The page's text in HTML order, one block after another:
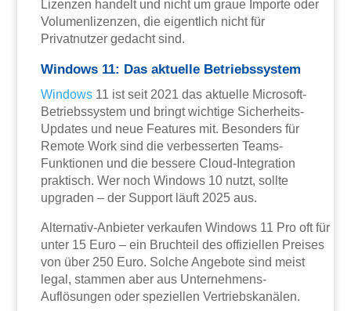
Lizenzen handelt und nicht um graue Importe oder
Volumenlizenzen, die eigentlich nicht für
Privatnutzer gedacht sind.
Windows 11: Das aktuelle Betriebssystem
Windows 11 ist seit 2021 das aktuelle Microsoft-
Betriebssystem und bringt wichtige Sicherheits-
Updates und neue Features mit. Besonders für
Remote Work sind die verbesserten Teams-
Funktionen und die bessere Cloud-Integration
praktisch. Wer noch Windows 10 nutzt, sollte
upgraden – der Support läuft 2025 aus.
Alternativ-Anbieter verkaufen Windows 11 Pro oft für
unter 15 Euro – ein Bruchteil des offiziellen Preises
von über 250 Euro. Solche Angebote sind meist
legal, stammen aber aus Unternehmens-
Auflösungen oder speziellen Vertriebskanälen.